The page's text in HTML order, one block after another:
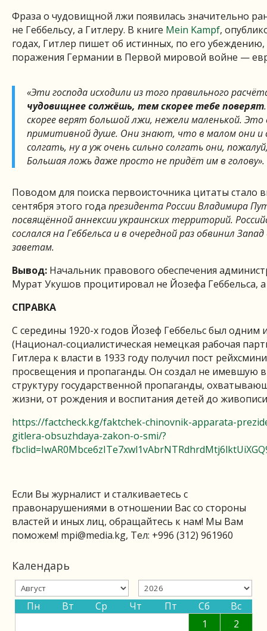
Фраза о чудовищной лжи появилась значительно
не Геббельсу, а Гитлеру. В книге Mein Kampf,
годах, Гитлер пишет об истинных, по его
поражения Германии в Первой мировой войне —
«Эти господа исходили из того правильного
чудовищнее солжёшь, тем скорее тебе поверят
скорее верят большой лжи, нежели маленькой.
примитивной душе. Они знают, что в малом они и
солгать, ну а уж очень сильно солгать они,
Большая ложь даже просто не придёт им в голову».
Поводом для поиска первоисточника цитаты стало
сентября этого года президента России Владимира
посвящённой аннексии украинских территорий.
сослался на Геббельса и в очередной раз обвинил
заветам.
Вывод: Начальник правового обеспечения
Мурат Укушов процитировал не Йозефа Геббельса,
СПРАВКА
С середины 1920-х годов Йозеф Геббельс был одним
(Национал-социалистическая немецкая рабочая
Гитлера к власти в 1933 году получил пост
просвещения и пропаганды. Он создал не имевшую
структуру государственной пропаганды,
жизни, от рождения и воспитания детей до
https://factcheck.kg/faktchek-chinovnik-apparata-
gitlera-obsuzhdaya-zakon-o-smi/?
Если Вы журналист и сталкиваетесь с
правонарушениями в отношении Вас со стороны
властей и иных лиц, обращайтесь к нам! Мы Вам
поможем! mpi@media.kg, Тел: +996 (312) 961960
Календарь
Пн Вт Ср Чт Пт Сб
Вс
1
2